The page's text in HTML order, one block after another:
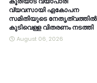
വ്യവസായി ഏകോപന
സമിതിയുടെ നേതൃത്വത്തിൽ
കുടിവെള്ള വിതരണം നടത്തി
August 06, 2026